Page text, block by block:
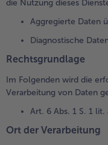
die Nutzung dieses
Aggregierte Daten
Diagnostische
Rechtsgrundlage
Im Folgenden wird die
Verarbeitung von Daten
Art. 6 Abs. 1 S. 1 lit.
Ort der Verarbeitung